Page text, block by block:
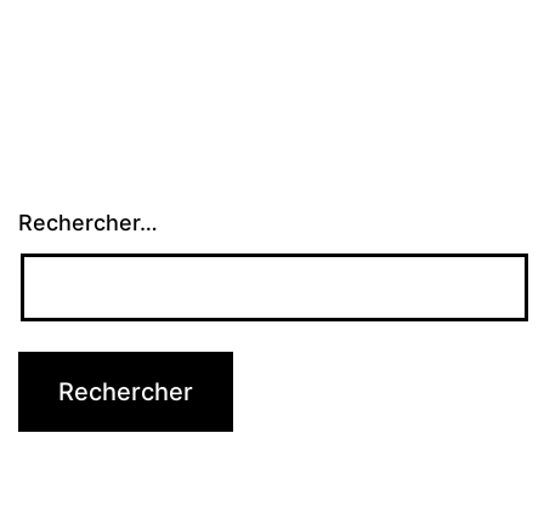
Rechercher…